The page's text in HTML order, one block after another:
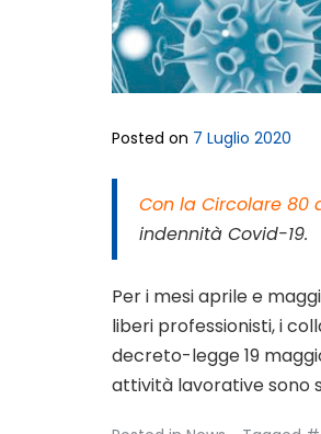
Posted on 7 Luglio 2020
Con la Circolare 80
indennità Covid-19.
Per i mesi aprile e
liberi professionisti, i
decreto-legge 19
attività lavorative sono